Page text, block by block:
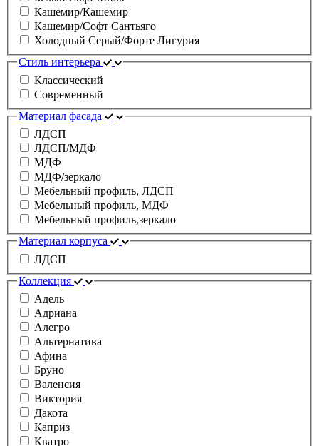
Кашемир/Кашемир
Кашемир/Софт Сантьяго
Холодный Серый/Форте Лигурия
Стиль интерьера
Классический
Современный
Материал фасада
ЛДСП
ЛДСП/МДФ
МДФ
МДФ/зеркало
Мебельный профиль, ЛДСП
Мебельный профиль, МДФ
Мебельный профиль,зеркало
Материал корпуса
ЛДСП
Коллекция
Адель
Адриана
Алегро
Альтернатива
Афина
Бруно
Валенсия
Виктория
Дакота
Каприз
Кватро